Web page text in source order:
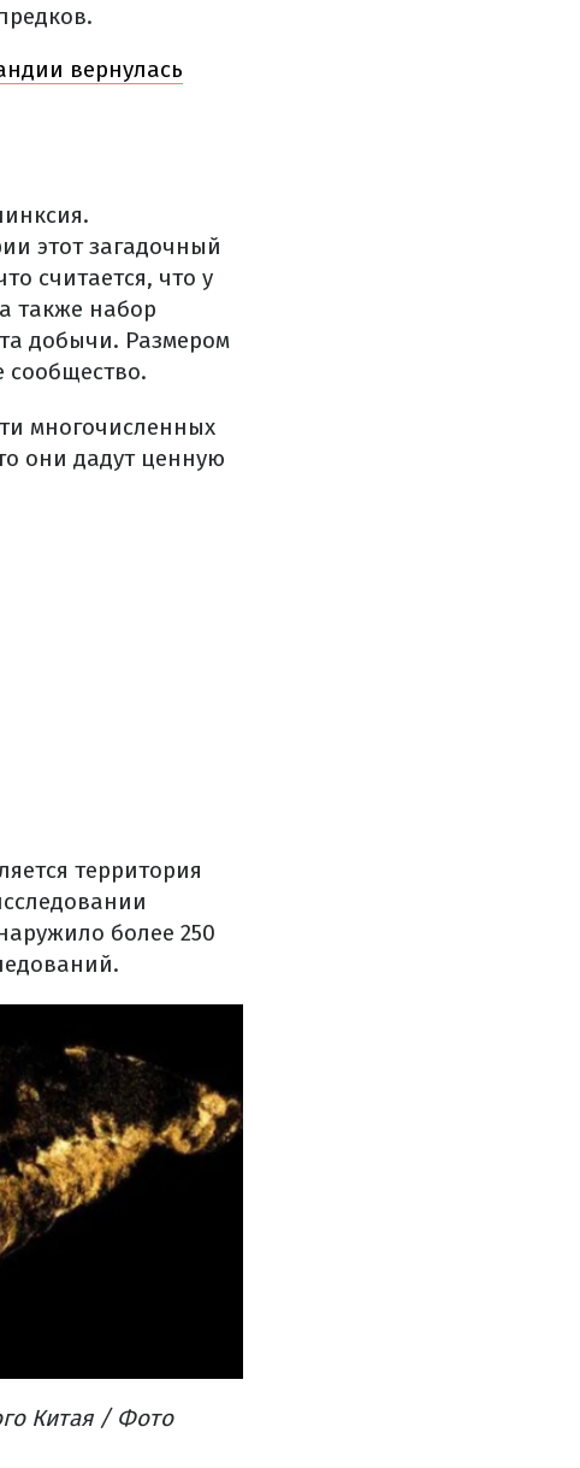
вернулась
этот загадочный
считается, что у
также набор
добычи. Размером
сообщество.
многочисленных
они дадут ценную
территория
более 250
Китая / Фото